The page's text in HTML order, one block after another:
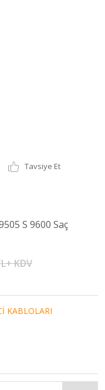
Tavsiye Et
S 9600 Saç
KDV
KABLOLARI